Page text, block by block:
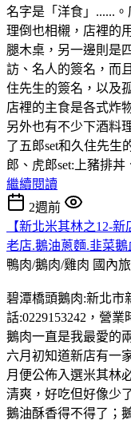
名字是「洋食」......
理倒也相櫬，店裡的
腿木桌，另一邊則是
訪、名人的簽名，而
住先生的簽名，以及
店裡的主食是各式炸
另外也有不少下酒料
了五郎set和久住先生
郎、虎郎set:上豬排
繼續閱讀
2週前
【新北米其林之12-
老店.鵝油蔥麵.韭菜
鴨肉/鵝肉/雞肉 國內
碧潭橋頭鵝肉:新北市
話:0229153242，營
鵝肉一直是我最愛的
六月初知道新店有一
月便公佈入選米其林
清爽，好吃但好像少
鵝油酥香得不得了；